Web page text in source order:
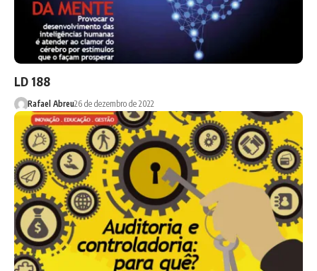
LD 188
Rafael Abreu26 de dezembro de 2022